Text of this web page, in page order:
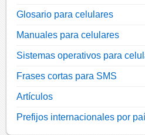
Glosario para celulares
Manuales para celulares
Sistemas operativos para
Frases cortas para SMS
Artículos
Prefijos internacionales por